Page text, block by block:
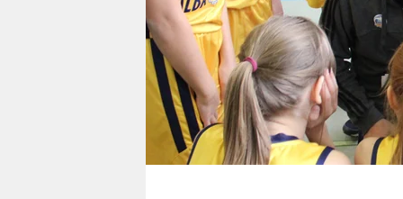
shop
fragen & hilfe
unterstützen
abo
genossenschaft